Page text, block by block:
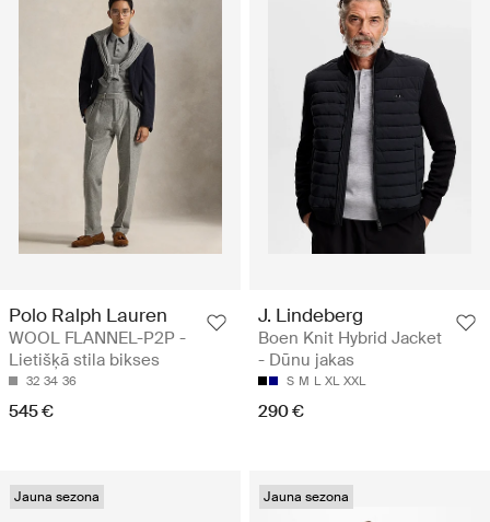
Polo Ralph Lauren
WOOL FLANNEL-P2P -
Lietišķā stila bikses
32 34 36
545 €
J. Lindeberg
Boen Knit Hybrid Jacket
- Dūnu jakas
S M L XL XXL
290 €
Jauna sezona Jauna sezona